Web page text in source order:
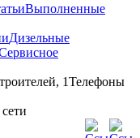
Выполненные
Дизельные
1Телефоны